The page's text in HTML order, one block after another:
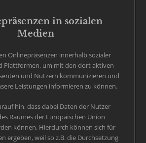
in sozialen
Medien
Onlinepräsenzen innerhalb sozialer
Plattformen, um mit den dort aktiven
und Nutzern kommunizieren und
Leistungen informieren zu können.
hin, dass dabei Daten der Nutzer
Raumes der Europäischen Union
können. Hierdurch können sich für
ergeben, weil so z.B. die Durchsetzung